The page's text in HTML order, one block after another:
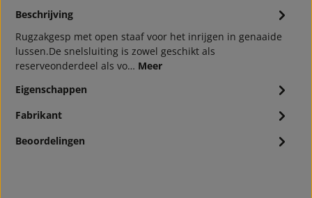
Beschrijving
Rugzakgesp met open staaf voor het inrijgen in genaaide
lussen.De snelsluiting is zowel geschikt als
reserveonderdeel als vo… Meer
Eigenschappen
Fabrikant
Beoordelingen